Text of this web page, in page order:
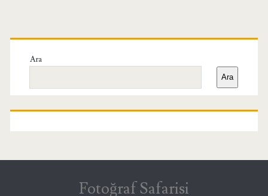
Birincil
Yan
Menü
Ara
Ara
Fotoğraf Safarisi